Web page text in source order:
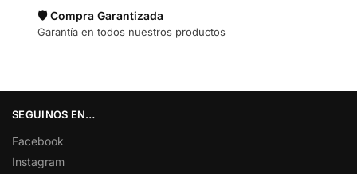
🛡️ Compra Garantizada
Garantía en todos nuestros productos
SEGUINOS EN…
Facebook
Instagram